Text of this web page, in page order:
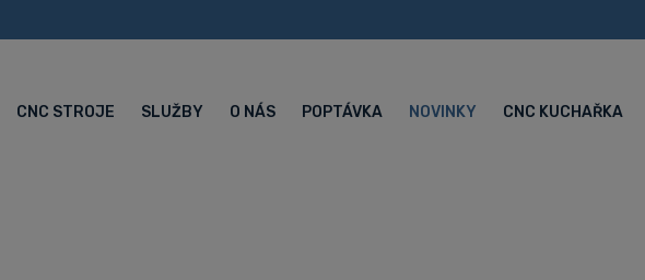
CNC STROJE SLUŽBY O NÁS POPTÁVKA NOVINKY CNC KUCHAŘKA